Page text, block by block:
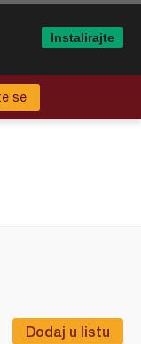
se
Dodaj u listu
Instalirajte